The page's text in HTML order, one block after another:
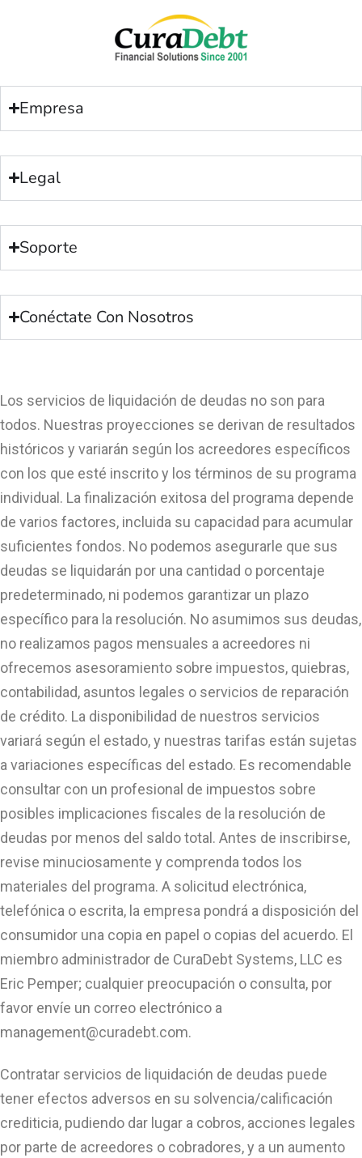
Empresa
Legal
Soporte
Conéctate Con Nosotros
Los servicios de liquidación de deudas no son para
todos. Nuestras proyecciones se derivan de resultados
históricos y variarán según los acreedores específicos
con los que esté inscrito y los términos de su programa
individual. La finalización exitosa del programa depende
de varios factores, incluida su capacidad para acumular
suficientes fondos. No podemos asegurarle que sus
deudas se liquidarán por una cantidad o porcentaje
predeterminado, ni podemos garantizar un plazo
específico para la resolución. No asumimos sus deudas,
no realizamos pagos mensuales a acreedores ni
ofrecemos asesoramiento sobre impuestos, quiebras,
contabilidad, asuntos legales o servicios de reparación
de crédito. La disponibilidad de nuestros servicios
variará según el estado, y nuestras tarifas están sujetas
a variaciones específicas del estado. Es recomendable
consultar con un profesional de impuestos sobre
posibles implicaciones fiscales de la resolución de
deudas por menos del saldo total. Antes de inscribirse,
revise minuciosamente y comprenda todos los
materiales del programa. A solicitud electrónica,
telefónica o escrita, la empresa pondrá a disposición del
consumidor una copia en papel o copias del acuerdo. El
miembro administrador de CuraDebt Systems, LLC es
Eric Pemper; cualquier preocupación o consulta, por
favor envíe un correo electrónico a
management@curadebt.com.
Contratar servicios de liquidación de deudas puede
tener efectos adversos en su solvencia/calificación
crediticia, pudiendo dar lugar a cobros, acciones legales
por parte de acreedores o cobradores, y a un aumento